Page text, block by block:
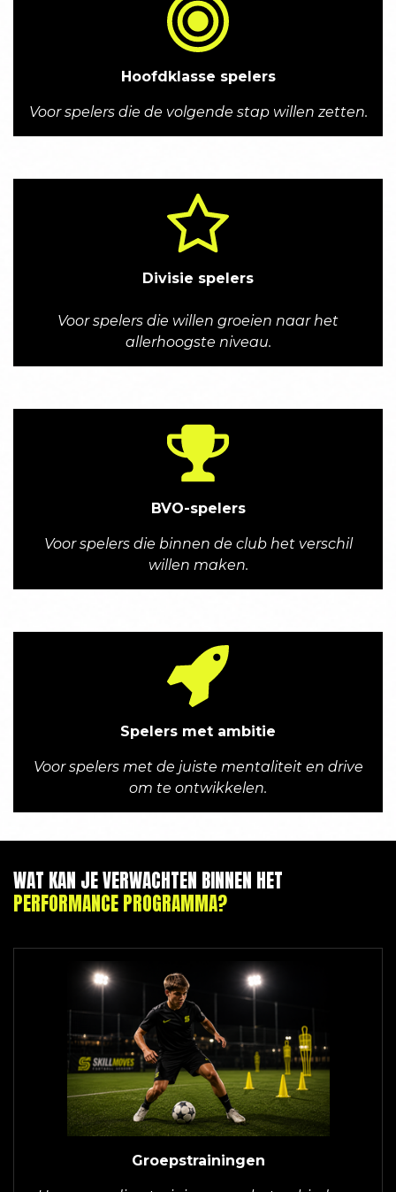
Hoofdklasse spelers
Voor spelers die de volgende stap willen zetten.
Divisie spelers
Voor spelers die willen groeien naar het
allerhoogste niveau.
BVO-spelers
Voor spelers die binnen de club het verschil
willen maken.
Spelers met ambitie
Voor spelers met de juiste mentaliteit en drive
om te ontwikkelen.
WAT KAN JE VERWACHTEN BINNEN HET
PERFORMANCE PROGRAMMA?
Groepstrainingen